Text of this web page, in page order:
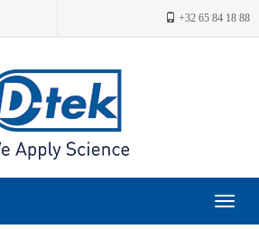
+32 65 84 18 88
Toggle